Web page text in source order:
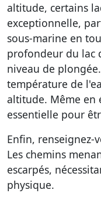
altitude, certains
exceptionnelle,
sous-marine en
profondeur du lac
niveau de
température de
altitude. Même en
essentielle pour
Enfin, renseignez-
Les chemins
escarpés,
physique.